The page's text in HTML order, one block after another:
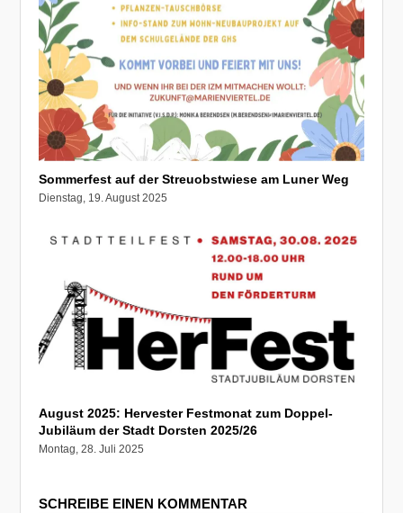
Sommerfest auf der Streuobstwiese am Luner Weg
Dienstag, 19. August 2025
August 2025: Hervester Festmonat zum Doppel-
Jubiläum der Stadt Dorsten 2025/26
Montag, 28. Juli 2025
SCHREIBE EINEN KOMMENTAR